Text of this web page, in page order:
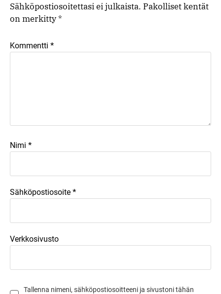
Sähköpostiosoitettasi ei julkaista. Pakolliset kentät
on merkitty*
Kommentti *
Nimi *
Sähköpostiosoite *
Verkkosivusto
Tallenna nimeni, sähköpostiosoitteeni ja sivustoni tähän